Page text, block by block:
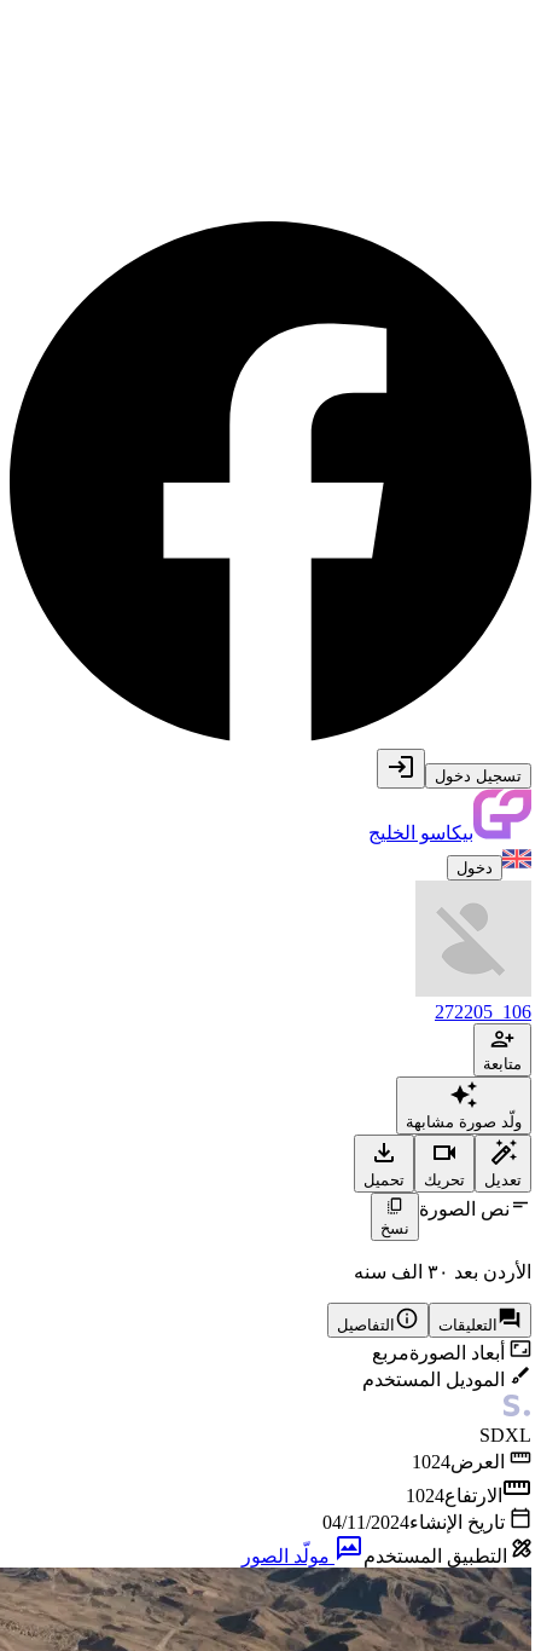
تسجيل دخول
بيكاسو الخليج
دخول
106_272205
متابعة
ولّد صورة مشابهة
تعديل تحريك تحميل
نص الصورة
نسخ
الأردن بعد ٣٠ الف سنه
التعليقات التفاصيل
أبعاد الصورةمربع
الموديل المستخدم
SDXL
العرض1024
الارتفاع1024
تاريخ الإنشاء04/11/2024
التطبيق المستخدم
مولّد الصور